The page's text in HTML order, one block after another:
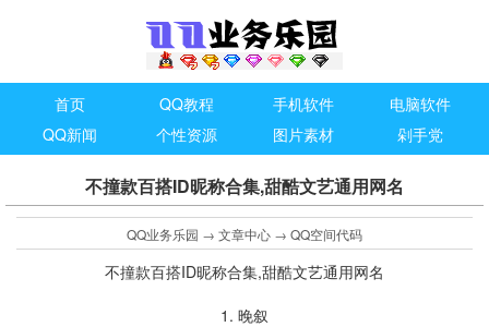
首页 QQ教程 手机软件
电脑软件
QQ新闻
个性资源 图片素材 剁手党
不撞款百搭ID昵称合集,甜酷文艺通用网名
QQ业务乐园 → 文章中心 → QQ空间代码
不撞款百搭ID昵称合集,甜酷文艺通用网名
1. 晚叙